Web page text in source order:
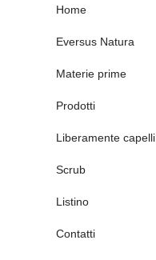
Home
Eversus Natura
Materie prime
Prodotti
Liberamente capelli
Scrub
Listino
Contatti